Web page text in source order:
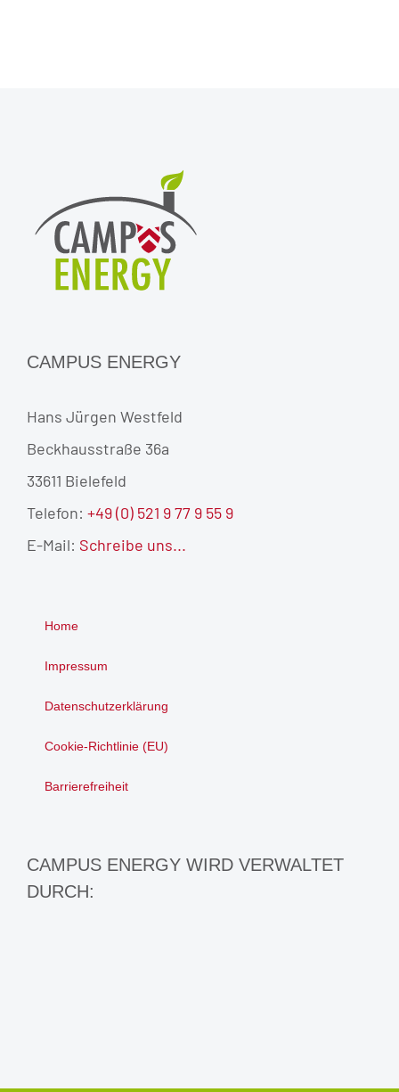
CAMPUS ENERGY
Hans Jürgen Westfeld
Beckhausstraße 36a
33611 Bielefeld
Telefon: +49 (0) 521 9 77 9 55 9
E-Mail: Schreibe uns...
Home
Impressum
Datenschutzerklärung
Cookie-Richtlinie (EU)
Barrierefreiheit
CAMPUS ENERGY WIRD VERWALTET
DURCH: